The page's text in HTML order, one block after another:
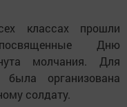
классах прошли
Дню
молчания. Для
организована
солдату.